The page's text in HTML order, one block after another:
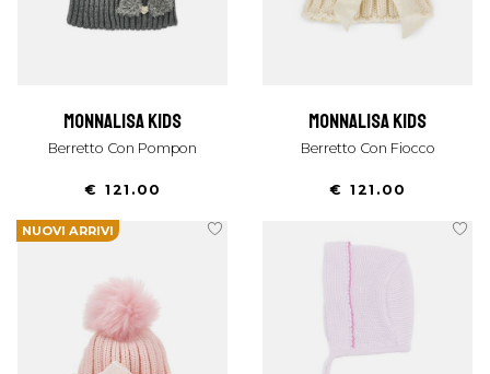
monnalisa kids
Berretto Con Pompon
€ 121.00
monnalisa kids
Berretto Con Fiocco
€ 121.00
NUOVI ARRIVI